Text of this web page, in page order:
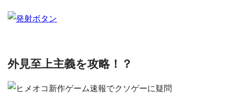
外見至上主義を攻略！？